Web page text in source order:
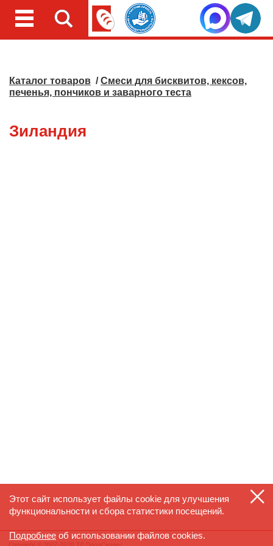
Каталог товаров /Смеси для бисквитов, кексов,
печенья, пончиков и заварного теста
Зиландия
Этот сайт использует файлы cookie для улучшения
функциональности и сбора статистики посещений.
Подробнее об использовании файлов cookies.